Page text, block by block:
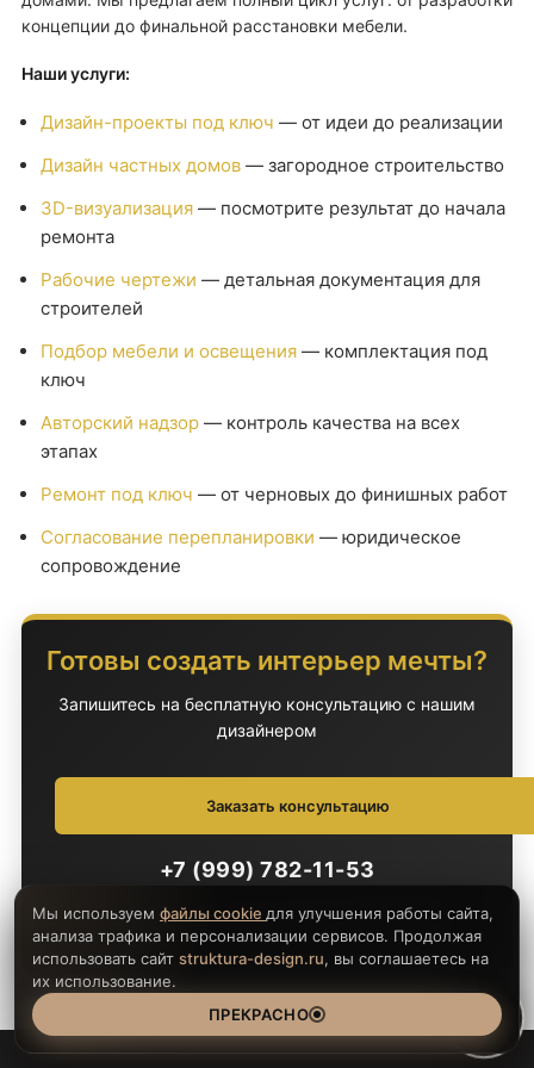
концепции до финальной расстановки мебели.
Наши услуги:
Дизайн-проекты под ключ — от идеи до реализации
Дизайн частных домов — загородное строительство
3D-визуализация — посмотрите результат до начала
ремонта
Рабочие чертежи — детальная документация для
строителей
Подбор мебели и освещения — комплектация под
ключ
Авторский надзор — контроль качества на всех
этапах
Ремонт под ключ — от черновых до финишных работ
Согласование перепланировки — юридическое
сопровождение
Готовы создать интерьер мечты?
Запишитесь на бесплатную консультацию с нашим
дизайнером
Заказать консультацию
+7 (999) 782-11-53
Расскажите о своей новостройке. Мы предложим
оптимальное решение за 24 часа.
Мы используем файлы cookie для улучшения работы сайта,
анализа трафика и персонализации сервисов. Продолжая
использовать сайт struktura-design.ru, вы соглашаетесь на
их использование.
ПРЕКРАСНО